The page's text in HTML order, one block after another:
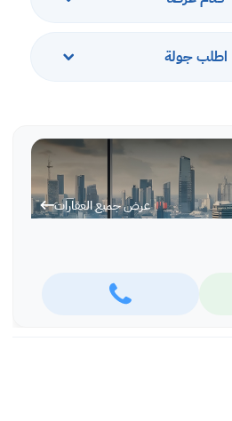
اطلب جولة
عرض جميع العقارات